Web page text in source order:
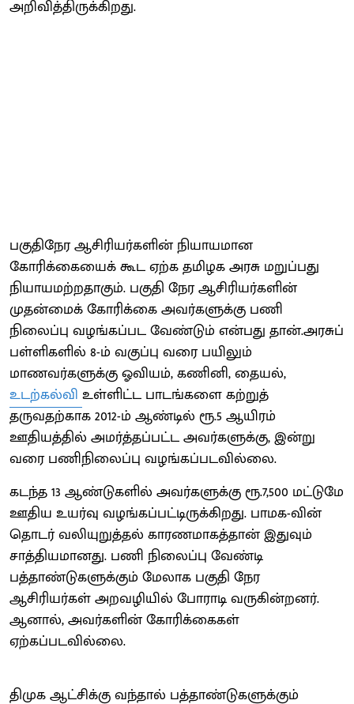
அறிவித்திருக்கிறது.
பகுதிநேர ஆசிரியர்களின் நியாயமான
கோரிக்கையைக் கூட ஏற்க தமிழக அரசு மறுப்பது
நியாயமற்றதாகும். பகுதி நேர ஆசிரியர்களின்
முதன்மைக் கோரிக்கை அவர்களுக்கு பணி
நிலைப்பு வழங்கப்பட வேண்டும் என்பது தான்.அரசுப்
பள்ளிகளில் 8-ம் வகுப்பு வரை பயிலும்
மாணவர்களுக்கு ஓவியம், கணினி, தையல்,
உடற்கல்வி உள்ளிட்ட பாடங்களை கற்றுத்
தருவதற்காக 2012-ம் ஆண்டில் ரூ.5 ஆயிரம்
ஊதியத்தில் அமர்த்தப்பட்ட அவர்களுக்கு, இன்று
வரை பணிநிலைப்பு வழங்கப்படவில்லை.
கடந்த 13 ஆண்டுகளில் அவர்களுக்கு ரூ.7,500 மட்டுமே
ஊதிய உயர்வு வழங்கப்பட்டிருக்கிறது. பாமக-வின்
தொடர் வலியுறுத்தல் காரணமாகத்தான் இதுவும்
சாத்தியமானது. பணி நிலைப்பு வேண்டி
பத்தாண்டுகளுக்கும் மேலாக பகுதி நேர
ஆசிரியர்கள் அறவழியில் போராடி வருகின்றனர்.
ஆனால், அவர்களின் கோரிக்கைகள்
ஏற்கப்படவில்லை.
திமுக ஆட்சிக்கு வந்தால் பத்தாண்டுகளுக்கும்